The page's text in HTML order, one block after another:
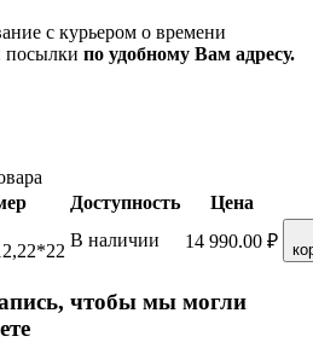
с курьером о времени
посылки по удобному Вам адресу.
Доступность
Цена
В наличии 14 990.00 ₽
чтобы мы могли